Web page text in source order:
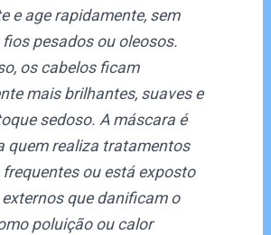
e age rapidamente, sem
pesados ou oleosos.
os cabelos ficam
mais brilhantes, suaves e
sedoso. A máscara é
quem realiza tratamentos
ou está exposto
que danificam o
poluição ou calor